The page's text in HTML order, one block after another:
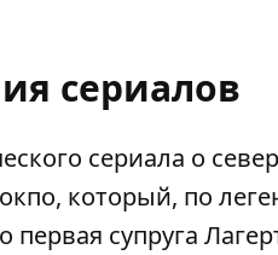
сериалов
сериала о
который, по
супруга